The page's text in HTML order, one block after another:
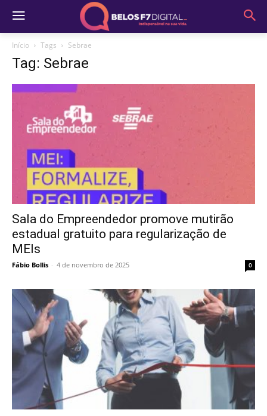
Início Tags Sebrae
Tag: Sebrae
Sala do Empreendedor promove mutirão
estadual gratuito para regularização de
MEIs
Fábio Bollis - 4 de novembro de 2025 0